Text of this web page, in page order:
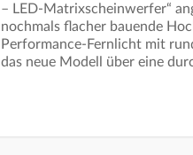
– LED-Matrixscheinwerfer“
nochmals flacher bauende
Performance-Fernlicht mit
das neue Modell über eine